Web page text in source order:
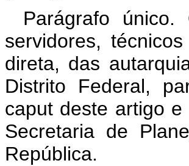
Parágrafo
servidores,
direta, das
Distrito Federal,
caput deste artigo e
Secretaria de
República.